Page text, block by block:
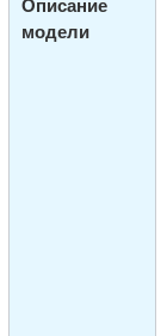
Описание
модели